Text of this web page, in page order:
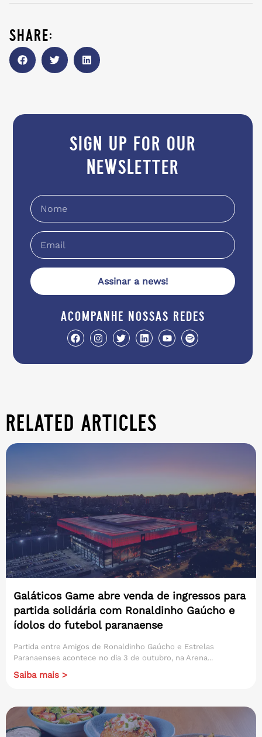
share:
sign up for our
newsletter
Assinar a news!
acompanhe nossas redes
related articles
Galáticos Game abre venda de ingressos para
partida solidária com Ronaldinho Gaúcho e
ídolos do futebol paranaense
Partida entre Amigos de Ronaldinho Gaúcho e Estrelas
Paranaenses acontece no dia 3 de outubro, na Arena...
Saiba mais >